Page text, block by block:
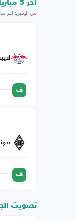
اخر 5 مباريات لكل فريق
من اليمين: آخر
ف
ف
تصويت